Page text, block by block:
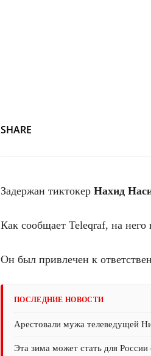
SHARE
Задержан тиктокер Нахид
Как сообщает Teleqraf, на
Он был привлечен к
ПОСЛЕДНИЕ НОВОСТИ
Арестовали мужа телеведущей
Эта зима может стать для